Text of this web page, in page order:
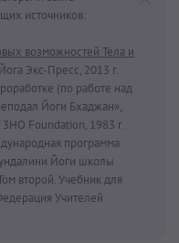
источников:
возможностей Тела и
Экс-Пресс, 2013 г.
(по работе над
Йоги Бхаджан»,
Foundation, 1983 г.
программа
Йоги школы
второй. Учебник для
Учителей